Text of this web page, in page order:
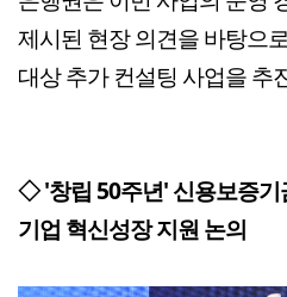
제시된 현장 의견을 바탕으
대상 추가 컨설팅 사업을 추
◇ '창립 50주년' 신용보증기
기업 혁신성장 지원 논의